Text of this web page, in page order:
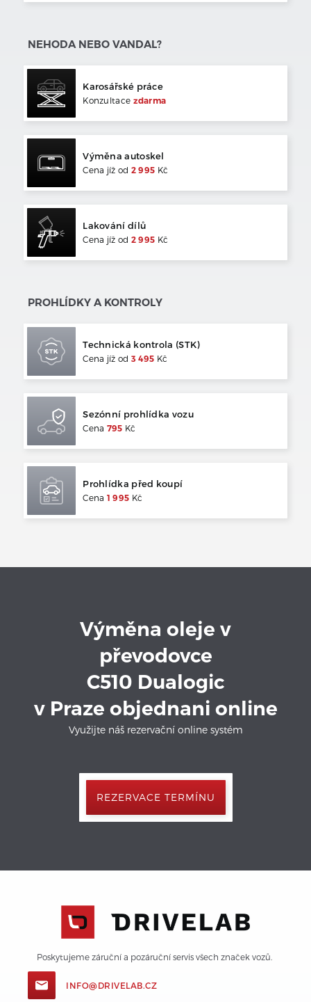
NEHODA NEBO VANDAL?
Karosářské práce
Konzultace zdarma
Výměna autoskel
Cena jíž od 2 995 Kč
Lakování dílů
Cena jíž od 2 995 Kč
PROHLÍDKY A KONTROLY
Technická kontrola (STK)
Cena jíž od 3 495 Kč
Sezónní prohlídka vozu
Cena 795 Kč
Prohlídka před koupí
Cena 1 995 Kč
Výměna oleje v
převodovce
C510 Dualogic
v Praze objednani online
Využijte náš rezervační online systém
REZERVACE TERMÍNU
Poskytujeme záruční a pozáruční servis všech značek vozů.
INFO@DRIVELAB.CZ